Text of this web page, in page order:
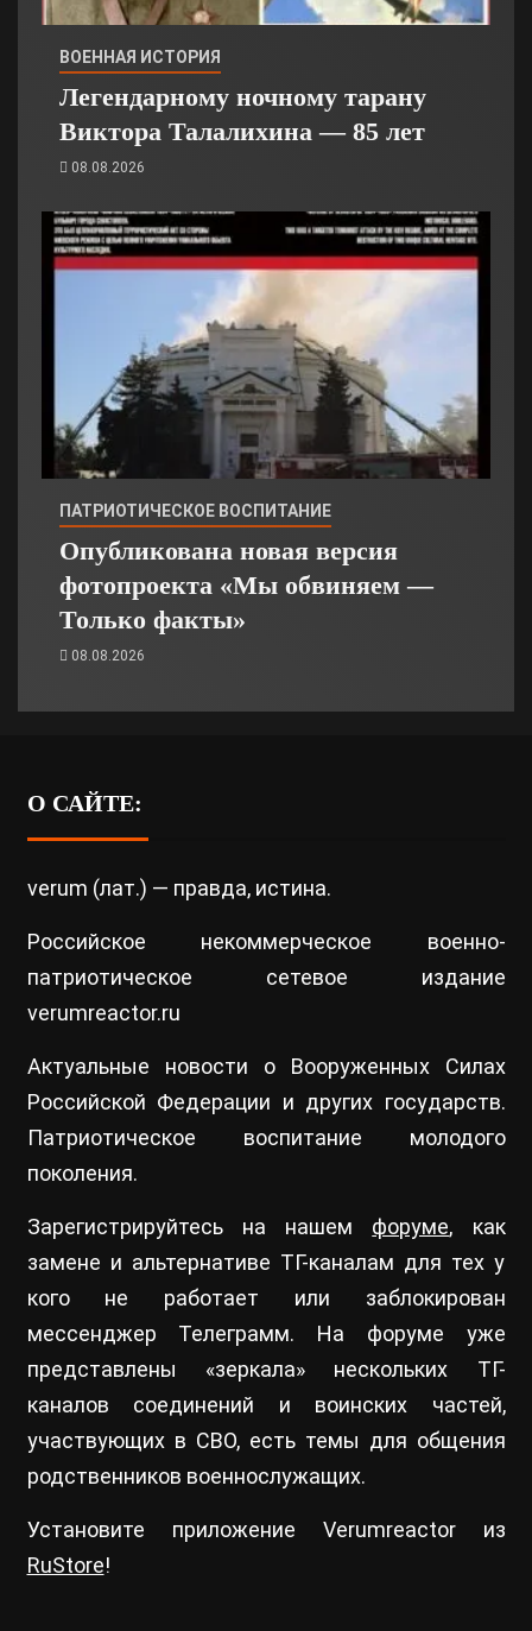
ВОЕННАЯ ИСТОРИЯ
Легендарному ночному тарану
Виктора Талалихина — 85 лет
08.08.2026
ПАТРИОТИЧЕСКОЕ ВОСПИТАНИЕ
Опубликована новая версия
фотопроекта «Мы обвиняем —
Только факты»
08.08.2026
О САЙТЕ:
verum (лат.) — правда, истина.
Российское некоммерческое военно-
патриотическое сетевое издание
verumreactor.ru
Актуальные новости о Вооруженных Силах
Российской Федерации и других государств.
Патриотическое воспитание молодого
поколения.
Зарегистрируйтесь на нашем форуме, как
замене и альтернативе ТГ-каналам для тех у
кого не работает или заблокирован
мессенджер Телеграмм. На форуме уже
представлены «зеркала» нескольких ТГ-
каналов соединений и воинских частей,
участвующих в СВО, есть темы для общения
родственников военнослужащих.
Установите приложение Verumreactor из
RuStore!